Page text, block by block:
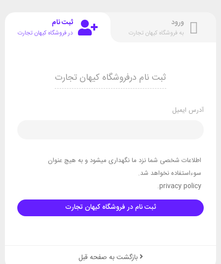
ورود
به فروشگاه کیهان تجارت
ثبت نام
در فروشگاه کیهان تجارت
ثبت نام درفروشگاه کیهان تجارت
آدرس ایمیل
اطلاعات شخصی شما نزد ما نگهداری میشود و به هیچ عنوان
سوءاستفاده نخواهد شد.
privacy policy
.
ثبت نام در فروشگاه کیهان تجارت
بازگشت به صفحه قبل